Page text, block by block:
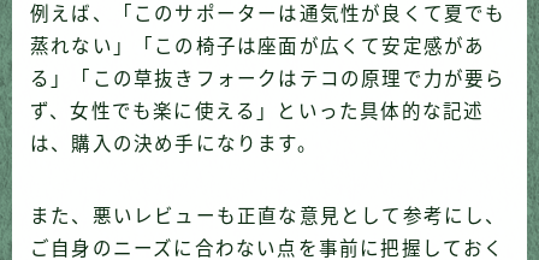
例えば、「このサポーターは通気性が良くて夏でも
蒸れない」「この椅子は座面が広くて安定感があ
る」「この草抜きフォークはテコの原理で力が要ら
ず、女性でも楽に使える」といった具体的な記述
は、購入の決め手になります。
また、悪いレビューも正直な意見として参考にし、
ご自身のニーズに合わない点を事前に把握しておく